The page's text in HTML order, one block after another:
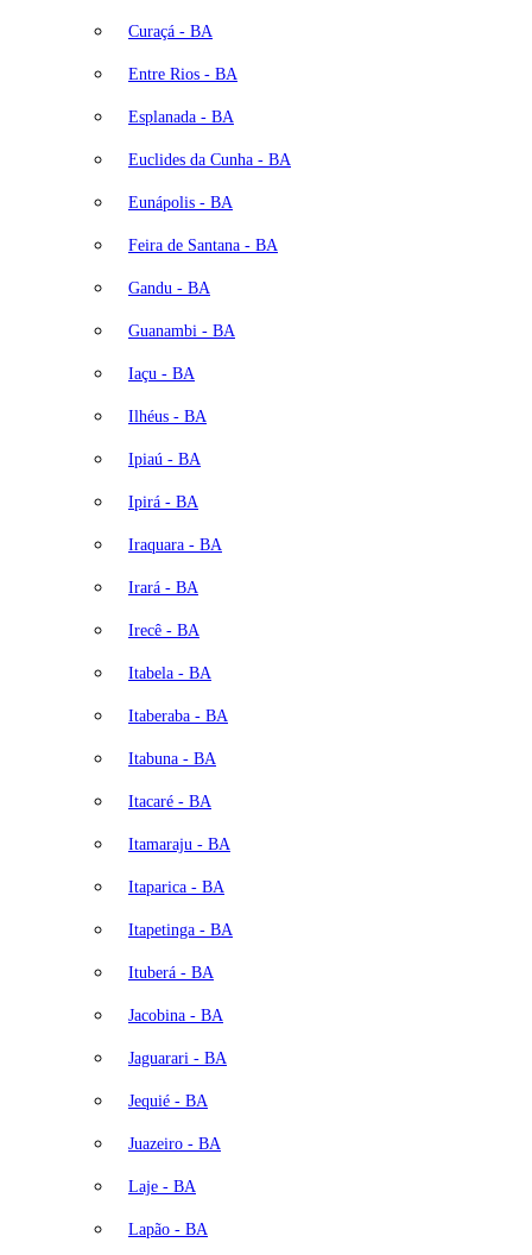
Curaçá - BA
Entre Rios - BA
Esplanada - BA
Euclides da Cunha - BA
Eunápolis - BA
Feira de Santana - BA
Gandu - BA
Guanambi - BA
Iaçu - BA
Ilhéus - BA
Ipiaú - BA
Ipirá - BA
Iraquara - BA
Irará - BA
Irecê - BA
Itabela - BA
Itaberaba - BA
Itabuna - BA
Itacaré - BA
Itamaraju - BA
Itaparica - BA
Itapetinga - BA
Ituberá - BA
Jacobina - BA
Jaguarari - BA
Jequié - BA
Juazeiro - BA
Laje - BA
Lapão - BA